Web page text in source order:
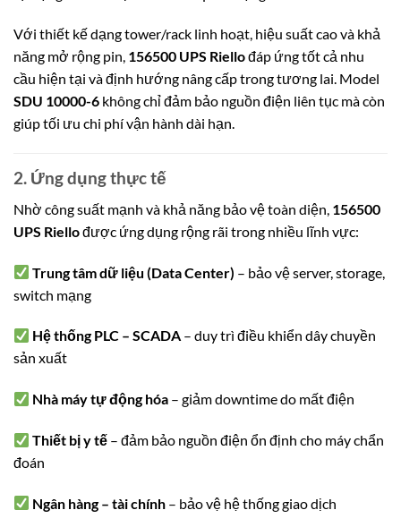
Với thiết kế dạng tower/rack linh hoạt, hiệu suất cao và khả
năng mở rộng pin, 156500 UPS Riellođáp ứng tốt cả nhu
cầu hiện tại và định hướng nâng cấp trong tương lai. Model
SDU 10000-6 không chỉ đảm bảo nguồn điện liên tục mà còn
giúp tối ưu chi phí vận hành dài hạn.
2. Ứng dụng thực tế
Nhờ công suất mạnh và khả năng bảo vệ toàn diện, 156500
UPS Riellođược ứng dụng rộng rãi trong nhiều lĩnh vực:
Trung tâm dữ liệu (Data Center) – bảo vệ server, storage,
switch mạng
Hệ thống PLC – SCADA – duy trì điều khiển dây chuyền
sản xuất
Nhà máy tự động hóa – giảm downtime do mất điện
Thiết bị y tế – đảm bảo nguồn điện ổn định cho máy chẩn
đoán
Ngân hàng – tài chính – bảo vệ hệ thống giao dịch